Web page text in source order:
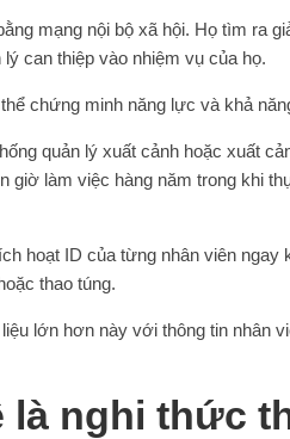
mạng nội bộ xã hội. Họ tìm ra
can thiệp vào nhiệm vụ của họ.
chứng minh năng lực và khả
quản lý xuất cảnh hoặc xuất
giờ làm việc hàng năm trong khi
hoạt ID của từng nhân viên
thao túng.
lớn hơn này với thông tin nhân
là nghi thức